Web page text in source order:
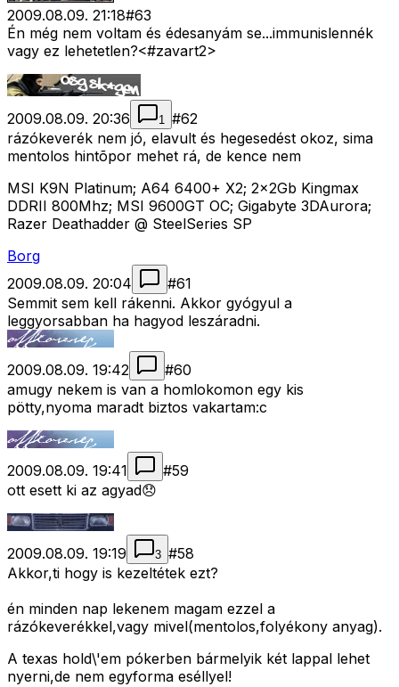
2009.08.09. 21:18#63
Én még nem voltam és édesanyám se...immunislennék
vagy ez lehetetlen?<#zavart2>
2009.08.09. 20:36 1 #62
rázókeverék nem jó, elavult és hegesedést okoz, sima
mentolos hintõpor mehet rá, de kence nem
MSI K9N Platinum; A64 6400+ X2; 2x2Gb Kingmax
DDRII 800Mhz; MSI 9600GT OC; Gigabyte 3DAurora;
Razer Deathadder @ SteelSeries SP
Borg
2009.08.09. 20:04
#61
Semmit sem kell rákenni. Akkor gyógyul a
leggyorsabban ha hagyod leszáradni.
2009.08.09. 19:42 #60
amugy nekem is van a homlokomon egy kis
pötty,nyoma maradt biztos vakartam:c
2009.08.09. 19:41 #59
ott esett ki az agyad😞
2009.08.09. 19:19 3 #58
Akkor,ti hogy is kezeltétek ezt?
én minden nap lekenem magam ezzel a
rázókeverékkel,vagy mivel(mentolos,folyékony anyag).
A texas hold\'em pókerben bármelyik két lappal lehet
nyerni,de nem egyforma eséllyel!